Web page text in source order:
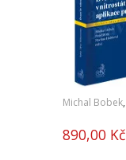
Michal Bobek,
890,00 Kč